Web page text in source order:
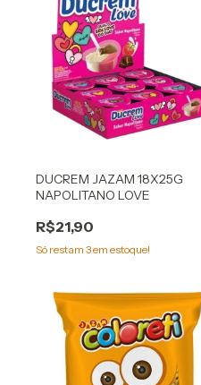
DUCREM JAZAM 18X25G
NAPOLITANO LOVE
R$21,90
Só restam3em estoque!